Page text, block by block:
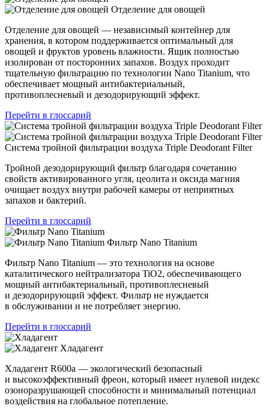
Отделение для овощей
Отделение для овощей — независимый контейнер для
хранения, в котором поддерживается оптимальный для
овощей и фруктов уровень влажности. Ящик полностью
изолирован от посторонних запахов. Воздух проходит
тщательную фильтрацию по технологии Nano Titanium, что
обеспечивает мощный антибактериальный,
противоплесневый и дезодорирующий эффект.
Перейти в глоссарий
Система тройной фильтрации воздуха Triple Deodorant Filter
Тройной дезодорирующий фильтр благодаря сочетанию
свойств активированного угля, цеолита и оксида магния
очищает воздух внутри рабочей камеры от неприятных
запахов и бактерий.
Перейти в глоссарий
Фильтр Nano Titanium
Фильтр Nano Titanium — это технология на основе
каталитического нейтрализатора TiO2, обеспечивающего
мощный антибактериальный, противоплесневый
и дезодорирующий эффект. Фильтр не нуждается
в обслуживании и не потребляет энергию.
Перейти в глоссарий
Хладагент
Хладагент R600a — экологический безопасный
и высокоэффективный фреон, который имеет нулевой индекс
озоноразрушающей способности и минимальный потенциал
воздействия на глобальное потепление.